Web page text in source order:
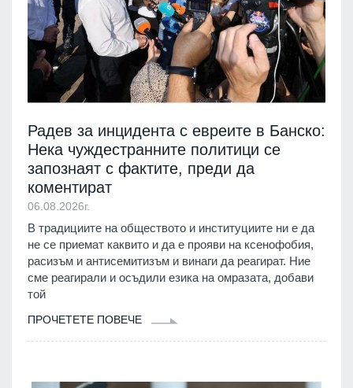
Радев за инцидента с евреите в Банско:
Нека чуждестранните политици се
запознаят с фактите, преди да
коментират
06.08.2026г.
В традициите на обществото и институциите ни е да
не се приемат каквито и да е прояви на ксенофобия,
расизъм и антисемитизъм и винаги да реагират. Ние
сме реагирали и осъдили езика на омразата, добави
той
ПРОЧЕТЕТЕ ПОВЕЧЕ